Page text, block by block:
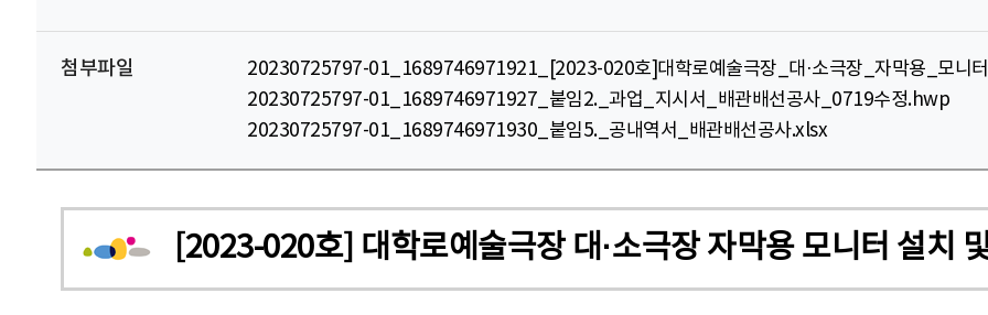
첨부파일
20230725797-01_1689746971921_[2023-020호]대학로예술극장_대·소극장_자막용_모니
20230725797-01_1689746971927_붙임2._과업_지시서_배관배선공사_0719수정.hwp
20230725797-01_1689746971930_붙임5._공내역서_배관배선공사.xlsx
[2023-020호] 대학로예술극장 대·소극장 자막용 모니터 설치